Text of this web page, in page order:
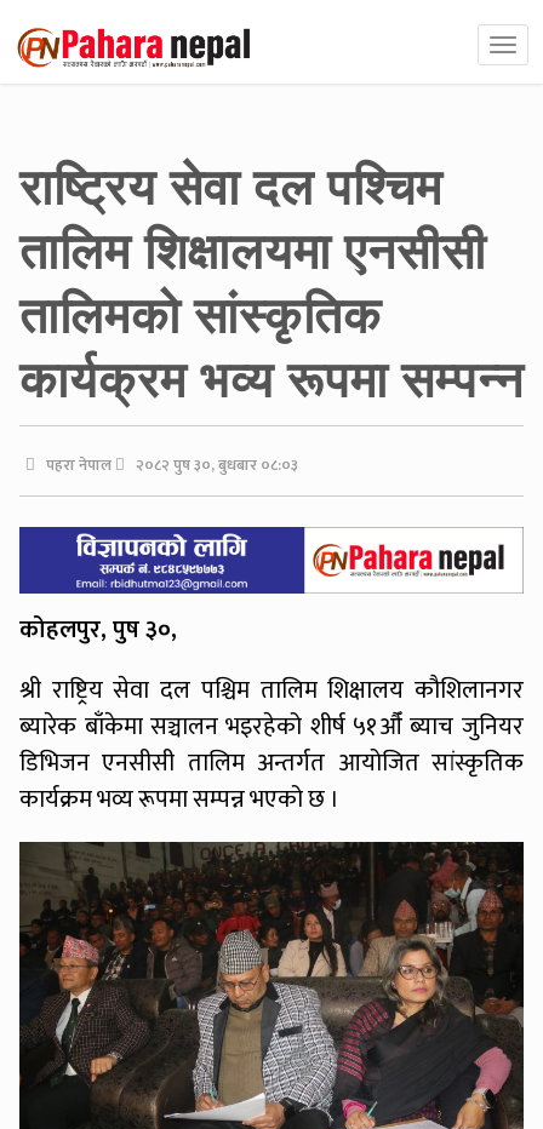
राष्ट्रिय सेवा दल पश्चिम
तालिम शिक्षालयमा एनसीसी
तालिमको सांस्कृतिक
कार्यक्रम भव्य रूपमा सम्पन्न
पहरा नेपाल २०८२ पुष ३०, बुधबार ०८:०३
कोहलपुर, पुष ३०,
श्री राष्ट्रिय सेवा दल पश्चिम तालिम शिक्षालय कौशिलानगर
ब्यारेक बाँकेमा सञ्चालन भइरहेको शीर्ष ५१औँ ब्याच जुनियर
डिभिजन एनसीसी तालिम अन्तर्गत आयोजित सांस्कृतिक
कार्यक्रम भव्य रूपमा सम्पन्न भएको छ ।